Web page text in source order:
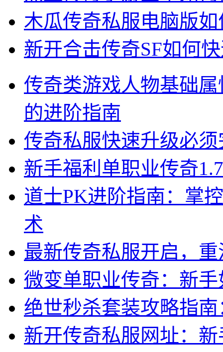
木瓜传奇私服电脑版
新开合击传奇SF如何
传奇类游戏人物基础
的进阶指南
传奇私服快速升级必
新手福利单职业传奇
道士PK进阶指南：掌
术
最新传奇私服开启，
微变单职业传奇：新
绝世秒杀套装攻略指
新开传奇私服网址：